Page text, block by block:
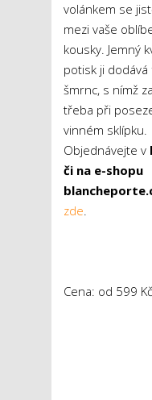
volánkem se
mezi vaše
kousky. Jemný
potisk ji
šmrnc, s nímž
třeba při
vinném sklípku.
Objednávejte v
či na e-shopu
zde.
Cena: od 599 Kč